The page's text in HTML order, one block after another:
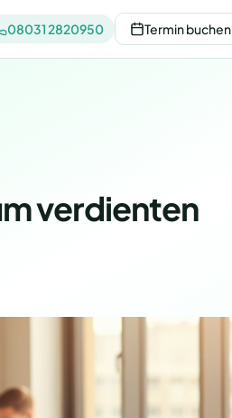
08031 2820950 Termin buchen
verdienten